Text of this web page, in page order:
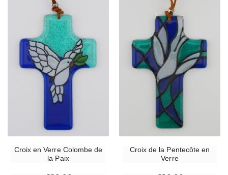
Croix en Verre Colombe de
la Paix
Croix de la Pentecôte en
Verre
-10%
€15.00 €13.50
-20%
€12.00 €9.60
€12.00